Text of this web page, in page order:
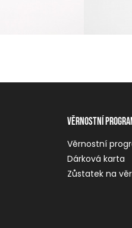
Věrnostní
Věrnostní
Dárková karta
Zůstatek na